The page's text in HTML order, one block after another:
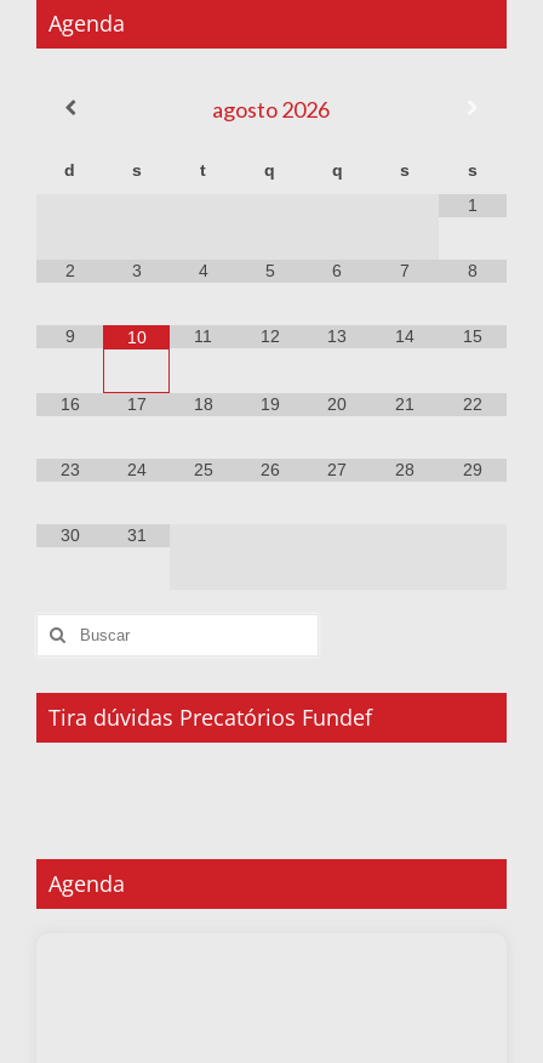
Agenda
agosto2026
d s t q q s
s
1
2 3 4 5 6 7 8
9 10 11 12 13 14 15
16 17 18 19 20 21 22
23 24 25 26 27 28 29
30 31
Tira dúvidas Precatórios Fundef
Agenda